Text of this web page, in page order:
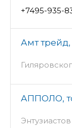
+7495-935-
Амт
АППОЛО,